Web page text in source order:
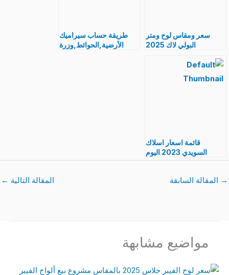
سعر ومقاس لوح ومتر
البولي لاك 2025
مواصفات الجيد
طريقة حساب سيراميك
الأرضية,الحوائط,وزرة
قائمة اسعار اسلاك
السويدي 2023 اليوم
الفرق بين الاصلي والتقليد
→ المقالة السابقة المقالة التالية ←
مواضيع مشابهة